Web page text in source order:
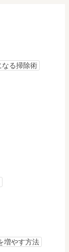
なる掃除術
増やす方法